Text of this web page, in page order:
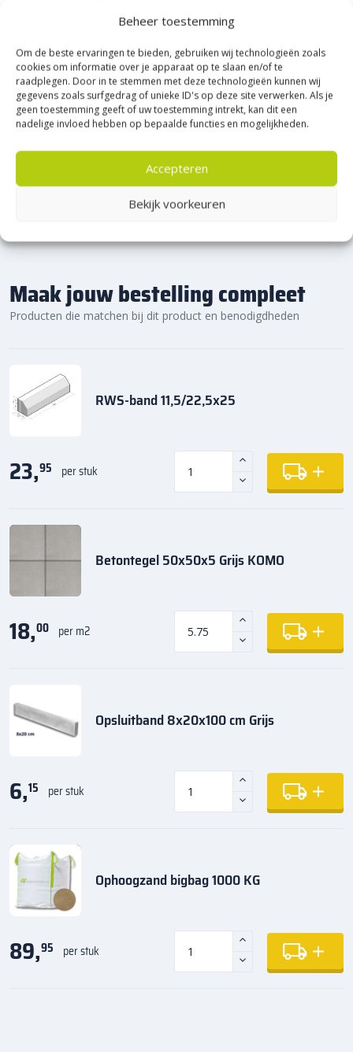
Beheer toestemming
Om de beste ervaringen te bieden, gebruiken wij technologieën zoals
cookies om informatie over je apparaat op te slaan en/of te
raadplegen. Door in te stemmen met deze technologieën kunnen wij
gegevens zoals surfgedrag of unieke ID's op deze site verwerken. Als je
geen toestemming geeft of uw toestemming intrekt, kan dit een
nadelige invloed hebben op bepaalde functies en mogelijkheden.
Accepteren
Bekijk voorkeuren
Hoge reflectie-waarden:Dankzij dereflexion white
extra veiligheid, zowel overdag als in het donker.
Ideaal voor drukke wegen:DeKijlstra RWS-banden
perfect voor toepassingen langs drukke verkeersaders waar
veiligheid van groot belang is.
Eenvoudige montage:Desplintervrije kopen
visbekverbindingzorgen voor een snelle en stevige
RWS-banden.
Bijna het gehele Kijlstra assortiment vind je in het
prachtige Heerde.
★ 2.500m² Experience Centre XXL in Heerde!
Kom gezellig langs!
Maak jouw bestelling compleet
Producten die matchen bij dit product en benodigdheden
RWS-band 11,5/22,5x25
23,95 per stuk
Betontegel 50x50x5 Grijs KOMO
18,00 per m2
Opsluitband 8x20x100 cm Grijs
6,15 per stuk
Ophoogzand bigbag 1000 KG
89,95 per stuk